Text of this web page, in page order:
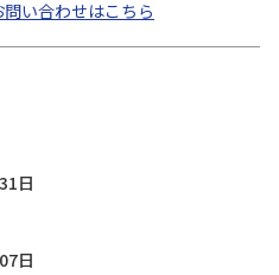
い合わせはこちら
日
日